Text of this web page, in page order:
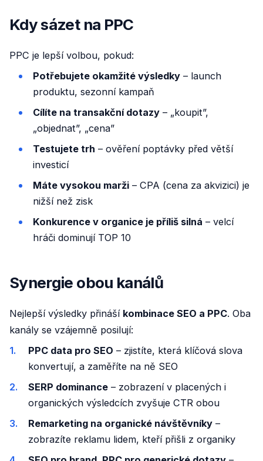
Kdy sázet na PPC
PPC je lepší volbou, pokud:
Potřebujete okamžité výsledky – launch
produktu, sezonní kampaň
Cílíte na transakční dotazy – „koupit”,
„objednat”, „cena”
Testujete trh – ověření poptávky před větší
investicí
Máte vysokou marži – CPA (cena za akvizici) je
nižší než zisk
Konkurence v organice je příliš silná – velcí
hráči dominují TOP 10
Synergie obou kanálů
Nejlepší výsledky přináší kombinace SEO a PPC. Oba
kanály se vzájemně posilují:
PPC data pro SEO – zjistíte, která klíčová slova
konvertují, a zaměříte na ně SEO
SERP dominance – zobrazení v placených i
organických výsledcích zvyšuje CTR obou
Remarketing na organické návštěvníky –
zobrazíte reklamu lidem, kteří přišli z organiky